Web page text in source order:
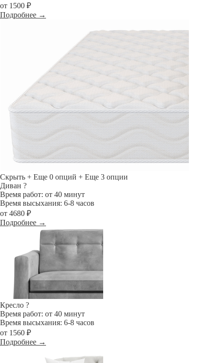
от 1500 ₽
Подробнее →
Скрыть + Еще 0 опций + Еще 3 опции
Диван ?
Время работ: от 40 минут
Время высыхания: 6-8 часов
от 4680 ₽
Подробнее →
Кресло ?
Время работ: от 40 минут
Время высыхания: 6-8 часов
от 1560 ₽
Подробнее →